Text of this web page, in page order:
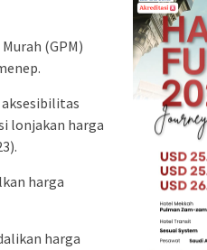
(GPM)
lonjakan harga
harga
harga